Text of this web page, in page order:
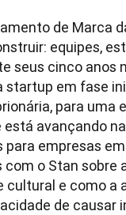
de Marca
equipes,
seus cinco anos
em fase
para uma
avançando
empresas
com o Stan sobre
cultural e como
de causar